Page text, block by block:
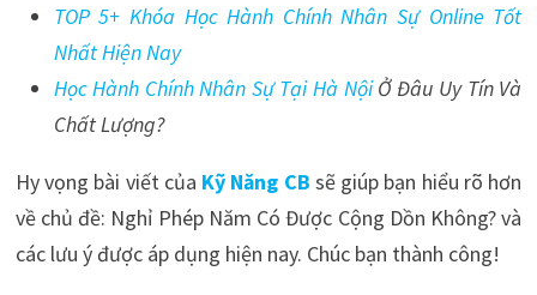
TOP 5+ Khóa Học Hành Chính Nhân Sự Online Tốt
Nhất Hiện Nay
Học Hành Chính Nhân Sự Tại Hà NộiỞ Đâu Uy Tín Và
Chất Lượng?
Hy vọng bài viết của Kỹ Năng CB sẽ giúp bạn hiểu rõ hơn
về chủ đề: Nghỉ Phép Năm Có Được Cộng Dồn Không? và
các lưu ý được áp dụng hiện nay. Chúc bạn thành công!